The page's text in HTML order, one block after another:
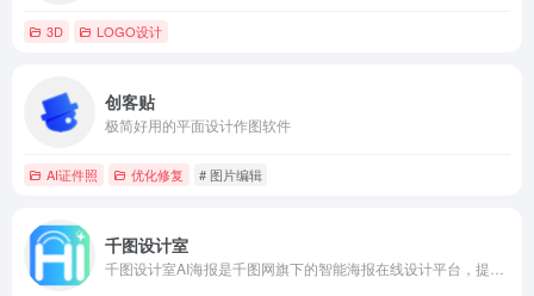
3D LOGO设计
创客贴
极简好用的平面设计作图软件
AI证件照 优化修复 # 图片编辑
千图设计室